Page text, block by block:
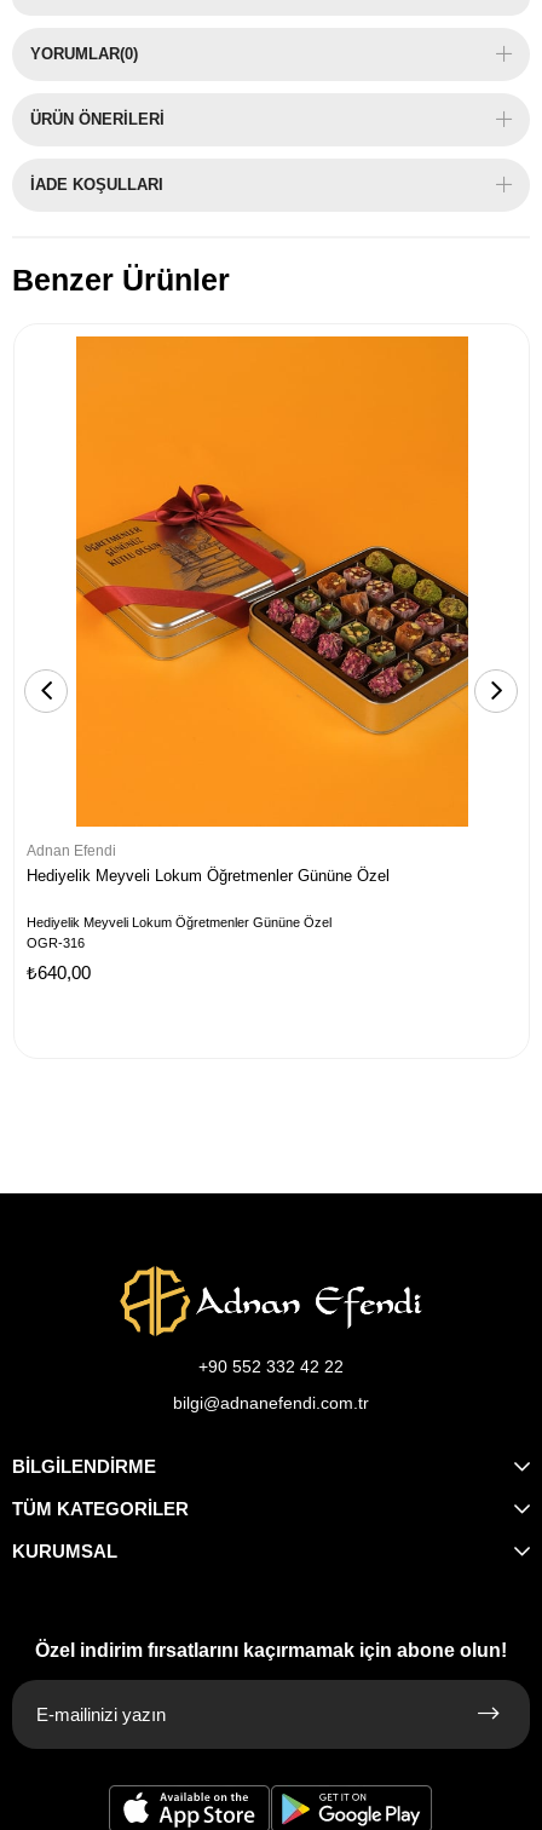
YORUMLAR(0)
ÜRÜN ÖNERILERI
İADE KOŞULLARI
Benzer Ürünler
Adnan Efendi
Hediyelik Meyveli Lokum Öğretmenler Gününe Özel
Hediyelik Meyveli Lokum Öğretmenler Gününe Özel
OGR-316
₺640,00
+90 552 332 42 22
bilgi@adnanefendi.com.tr
BİLGİLENDİRME
TÜM KATEGORİLER
KURUMSAL
Özel indirim fırsatlarını kaçırmamak için abone olun!